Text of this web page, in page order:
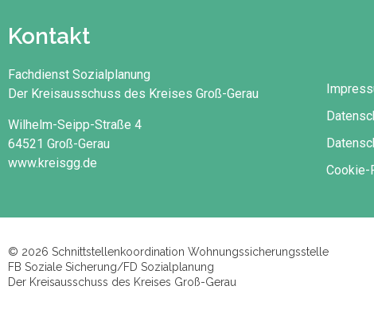
Kontakt
Fachdienst Sozialplanung
Der Kreisausschuss des Kreises Groß-Gerau
Wilhelm-Seipp-Straße 4
64521 Groß-Gerau
www.kreisgg.de
Cookie-
© 2026 Schnittstellenkoordination Wohnungssicherungsstelle
FB Soziale Sicherung/FD Sozialplanung
Der Kreisausschuss des Kreises Groß-Gerau